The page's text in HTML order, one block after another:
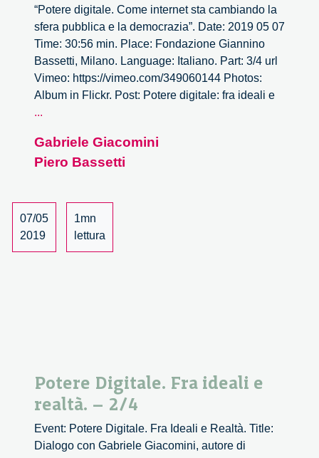
“Potere digitale. Come internet sta cambiando la
sfera pubblica e la democrazia”. Date: 2019 05 07
Time: 30:56 min. Place: Fondazione Giannino
Bassetti, Milano. Language: Italiano. Part: 3/4 url
Vimeo: https://vimeo.com/349060144 Photos:
Album in Flickr. Post: Potere digitale: fra ideali e
...
Fra
ideali
–
3/4
Gabriele Giacomini
Piero Bassetti
07/05
2019
1mn
lettura
Potere Digitale. Fra ideali e
realtà. – 2/4
Event: Potere Digitale. Fra Ideali e Realtà. Title:
Dialogo con Gabriele Giacomini, autore di